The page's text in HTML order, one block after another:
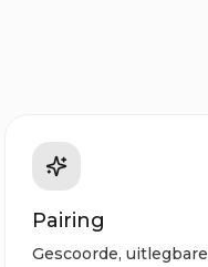
Pairing
Gescoorde, uitlegbare